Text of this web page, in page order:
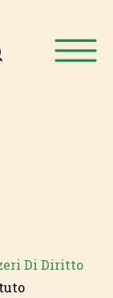
Di Diritto